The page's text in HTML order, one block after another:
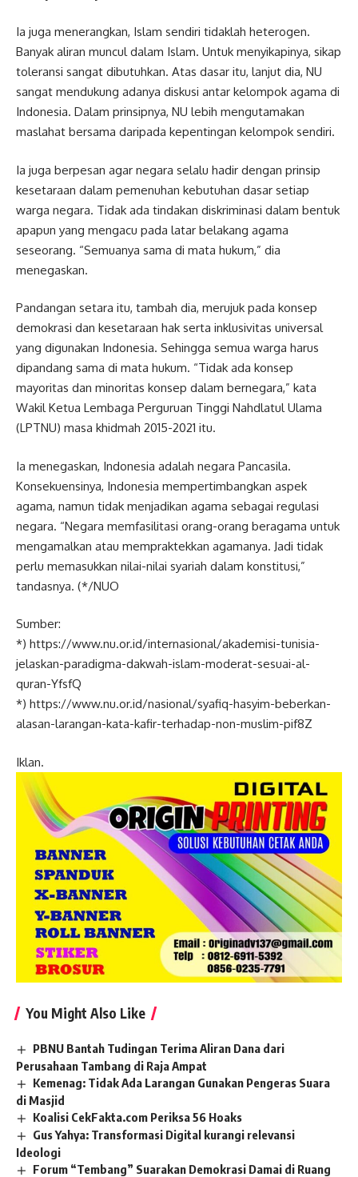
Ia juga menerangkan, Islam sendiri tidaklah heterogen.
Banyak aliran muncul dalam Islam. Untuk menyikapinya, sikap
toleransi sangat dibutuhkan. Atas dasar itu, lanjut dia, NU
sangat mendukung adanya diskusi antar kelompok agama di
Indonesia. Dalam prinsipnya, NU lebih mengutamakan
maslahat bersama daripada kepentingan kelompok sendiri.
Ia juga berpesan agar negara selalu hadir dengan prinsip
kesetaraan dalam pemenuhan kebutuhan dasar setiap
warga negara. Tidak ada tindakan diskriminasi dalam bentuk
apapun yang mengacu pada latar belakang agama
seseorang. “Semuanya sama di mata hukum,” dia
menegaskan.
Pandangan setara itu, tambah dia, merujuk pada konsep
demokrasi dan kesetaraan hak serta inklusivitas universal
yang digunakan Indonesia. Sehingga semua warga harus
dipandang sama di mata hukum. “Tidak ada konsep
mayoritas dan minoritas konsep dalam bernegara,” kata
Wakil Ketua Lembaga Perguruan Tinggi Nahdlatul Ulama
(LPTNU) masa khidmah 2015-2021 itu.
Ia menegaskan, Indonesia adalah negara Pancasila.
Konsekuensinya, Indonesia mempertimbangkan aspek
agama, namun tidak menjadikan agama sebagai regulasi
negara. “Negara memfasilitasi orang-orang beragama untuk
mengamalkan atau mempraktekkan agamanya. Jadi tidak
perlu memasukkan nilai-nilai syariah dalam konstitusi,”
tandasnya. (*/NUO
Sumber:
*) https://www.nu.or.id/internasional/akademisi-tunisia-
jelaskan-paradigma-dakwah-islam-moderat-sesuai-al-
quran-YfsfQ
*) https://www.nu.or.id/nasional/syafiq-hasyim-beberkan-
alasan-larangan-kata-kafir-terhadap-non-muslim-pif8Z
Iklan.
You Might Also Like
PBNU Bantah Tudingan Terima Aliran Dana dari
Perusahaan Tambang di Raja Ampat
Kemenag: Tidak Ada Larangan Gunakan Pengeras Suara
di Masjid
Koalisi CekFakta.com Periksa 56 Hoaks
Gus Yahya: Transformasi Digital kurangi relevansi
Ideologi
Forum “Tembang” Suarakan Demokrasi Damai di Ruang